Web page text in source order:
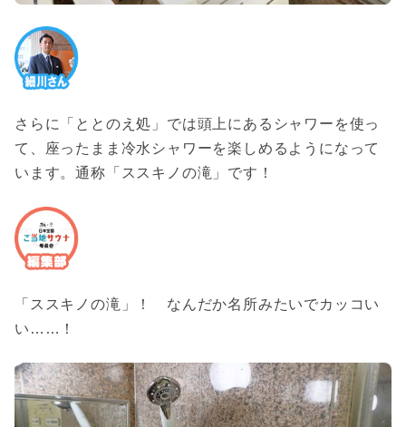
さらに「ととのえ処」では頭上にあるシャワーを使っ
て、座ったまま冷水シャワーを楽しめるようになって
います。通称「ススキノの滝」です！
「ススキノの滝」！ なんだか名所みたいでカッコい
い……！